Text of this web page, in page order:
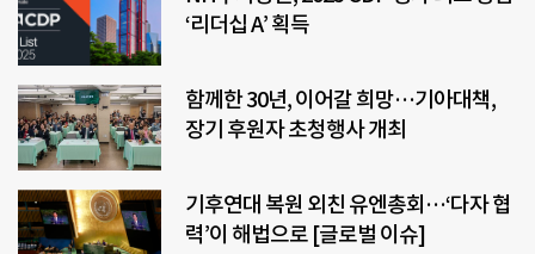
‘리더십 A’ 획득
함께한 30년, 이어갈 희망…기아대책,
장기 후원자 초청행사 개최
기후연대 복원 외친 유엔총회…‘다자 협
력’이 해법으로 [글로벌 이슈]